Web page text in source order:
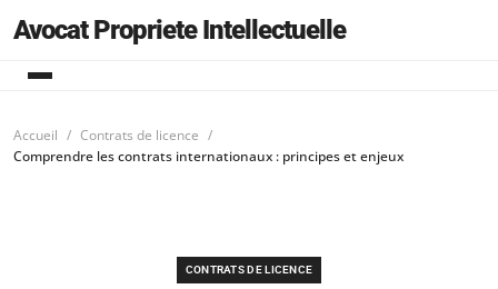
Avocat Propriete Intellectuelle
Accueil
Contrats de licence
Comprendre les contrats internationaux : principes et enjeux
CONTRATS DE LICENCE